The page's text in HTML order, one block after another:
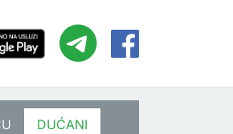
DUĆANI